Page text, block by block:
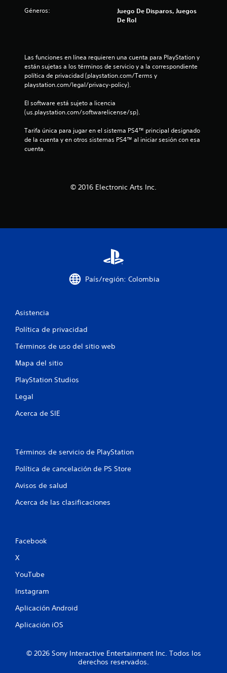
Géneros:
Juego De Disparos, Juegos
De Rol
Las funciones en línea requieren una cuenta para PlayStation y
están sujetas a los términos de servicio y a la correspondiente
política de privacidad (playstation.com/Terms y
playstation.com/legal/privacy-policy).
El software está sujeto a licencia
(us.playstation.com/softwarelicense/sp).
Tarifa única para jugar en el sistema PS4™ principal designado
de la cuenta y en otros sistemas PS4™ al iniciar sesión con esa
cuenta.
© 2016 Electronic Arts Inc.
País/región: Colombia
Asistencia
Política de privacidad
Términos de uso del sitio web
Mapa del sitio
PlayStation Studios
Legal
Acerca de SIE
Términos de servicio de PlayStation
Política de cancelación de PS Store
Avisos de salud
Acerca de las clasificaciones
Facebook
X
YouTube
Instagram
Aplicación Android
Aplicación iOS
© 2026 Sony Interactive Entertainment Inc. Todos los
derechos reservados.